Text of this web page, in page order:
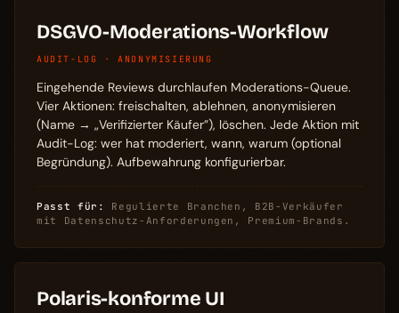
DSGVO-Moderations-Workflow
AUDIT-LOG · ANONYMISIERUNG
Eingehende Reviews durchlaufen Moderations-Queue.
Vier Aktionen: freischalten, ablehnen, anonymisieren
(Name → „Verifizierter Käufer”), löschen. Jede Aktion mit
Audit-Log: wer hat moderiert, wann, warum (optional
Begründung). Aufbewahrung konfigurierbar.
Passt für:
Regulierte Branchen, B2B-Verkäufer
mit Datenschutz-Anforderungen, Premium-Brands.
Polaris-konforme UI